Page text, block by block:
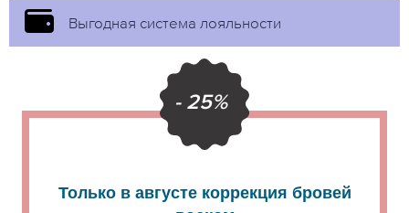
Выгодная система лояльности
- 25%
Только в августе коррекция бровей